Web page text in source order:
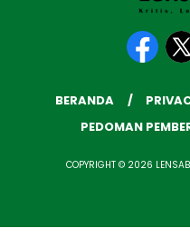
BERANDA
PEDOMAN
COPYRIGHT © 2026